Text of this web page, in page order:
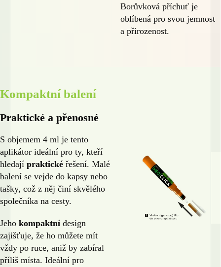
Borůvková příchuť je
oblíbená pro svou jemnost
a přirozenost.
Kompaktní balení
Praktické a přenosné
S objemem 4 ml je tento
aplikátor ideální pro ty, kteří
hledají praktické řešení. Malé
balení se vejde do kapsy nebo
tašky, což z něj činí skvělého
společníka na cesty.
Jeho kompaktnídesign
zajišťuje, že ho můžete mít
vždy po ruce, aniž by zabíral
příliš místa. Ideální pro